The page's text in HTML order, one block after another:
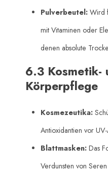
Pulverbeutel:Wird
mit Vitaminen oder
denen absolute
6.3 Kosmetik-
Körperpflege
Kosmezeutika:
Antioxidantien vor
Blattmasken:Das
Verdunsten von